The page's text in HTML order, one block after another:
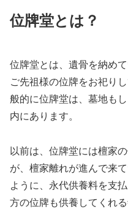
位牌堂とは？
位牌堂とは、遺骨を納め
ご先祖様の位牌をお祀り
般的に位牌堂は、墓地も
内にあります。
以前は、位牌堂には檀家
が、檀家離れが進んで来
ように、永代供養料を支
方の位牌も供養してくれ